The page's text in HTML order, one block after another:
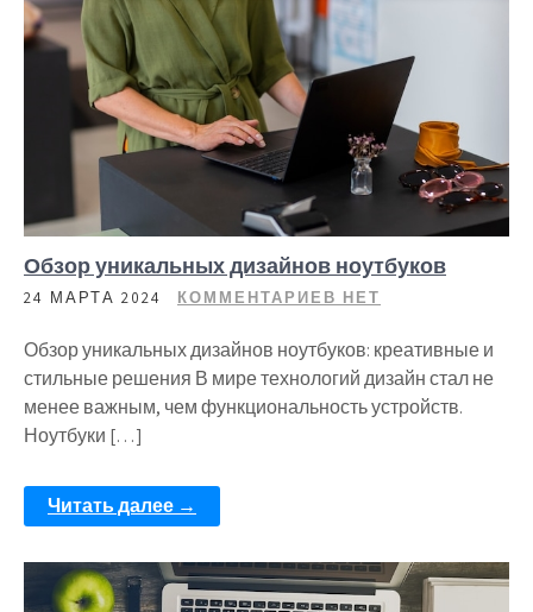
Обзор уникальных дизайнов ноутбуков
24 МАРТА 2024 КОММЕНТАРИЕВ НЕТ
Обзор уникальных дизайнов ноутбуков: креативные и
стильные решения В мире технологий дизайн стал не
менее важным, чем функциональность устройств.
Ноутбуки […]
Читать далее →